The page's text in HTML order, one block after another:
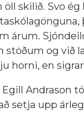
skilið. Svo ég
árum.
stöðum og við
horni, en
Andrason
setja upp